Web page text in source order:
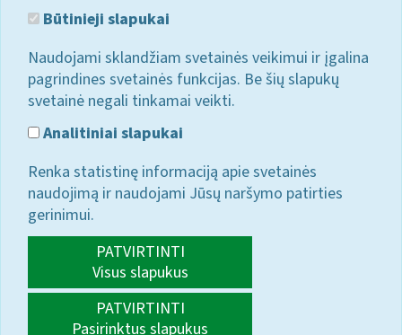
Būtinieji slapukai
Naudojami sklandžiam svetainės veikimui ir įgalina
pagrindines svetainės funkcijas. Be šių slapukų
svetainė negali tinkamai veikti.
Analitiniai slapukai
Renka statistinę informaciją apie svetainės
naudojimą ir naudojami Jūsų naršymo patirties
gerinimui.
PATVIRTINTI
Visus slapukus
PATVIRTINTI
Pasirinktus slapukus